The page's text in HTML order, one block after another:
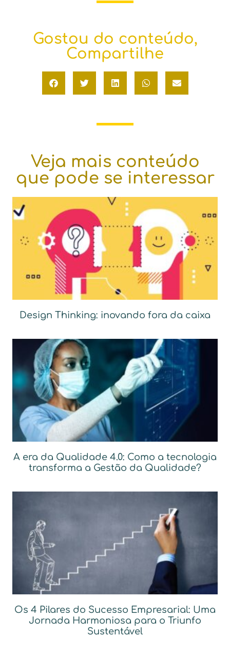
Gostou do conteúdo,
Compartilhe
Veja mais conteúdo
que pode se interessar
Design Thinking: inovando fora da caixa
A era da Qualidade 4.0: Como a tecnologia
transforma a Gestão da Qualidade?
Os 4 Pilares do Sucesso Empresarial: Uma
Jornada Harmoniosa para o Triunfo
Sustentável